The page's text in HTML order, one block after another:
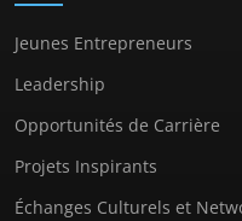
Jeunes Entrepreneurs
Leadership
Opportunités de Carrière
Projets Inspirants
Échanges Culturels et